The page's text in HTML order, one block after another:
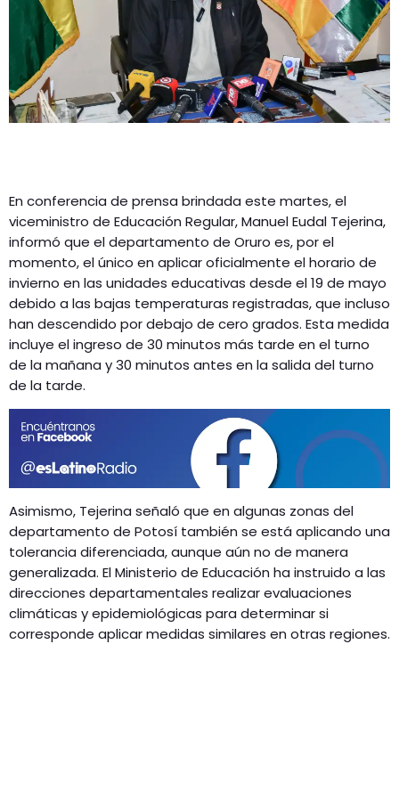
En conferencia de prensa brindada este martes, el
viceministro de Educación Regular, Manuel Eudal Tejerina,
informó que el departamento de Oruro es, por el
momento, el único en aplicar oficialmente el horario de
invierno en las unidades educativas desde el 19 de mayo
debido a las bajas temperaturas registradas, que incluso
han descendido por debajo de cero grados. Esta medida
incluye el ingreso de 30 minutos más tarde en el turno
de la mañana y 30 minutos antes en la salida del turno
de la tarde.
Asimismo, Tejerina señaló que en algunas zonas del
departamento de Potosí también se está aplicando una
tolerancia diferenciada, aunque aún no de manera
generalizada. El Ministerio de Educación ha instruido a las
direcciones departamentales realizar evaluaciones
climáticas y epidemiológicas para determinar si
corresponde aplicar medidas similares en otras regiones.